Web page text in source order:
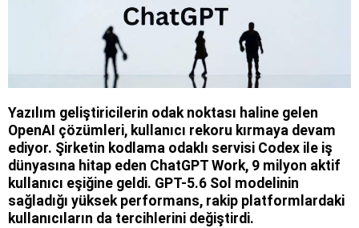
Yazılım geliştiricilerin odak noktası haline gelen
OpenAI çözümleri, kullanıcı rekoru kırmaya devam
ediyor. Şirketin kodlama odaklı servisi Codex ile iş
dünyasına hitap eden ChatGPT Work, 9 milyon aktif
kullanıcı eşiğine geldi. GPT-5.6 Sol modelinin
sağladığı yüksek performans, rakip platformlardaki
kullanıcıların da tercihlerini değiştirdi.